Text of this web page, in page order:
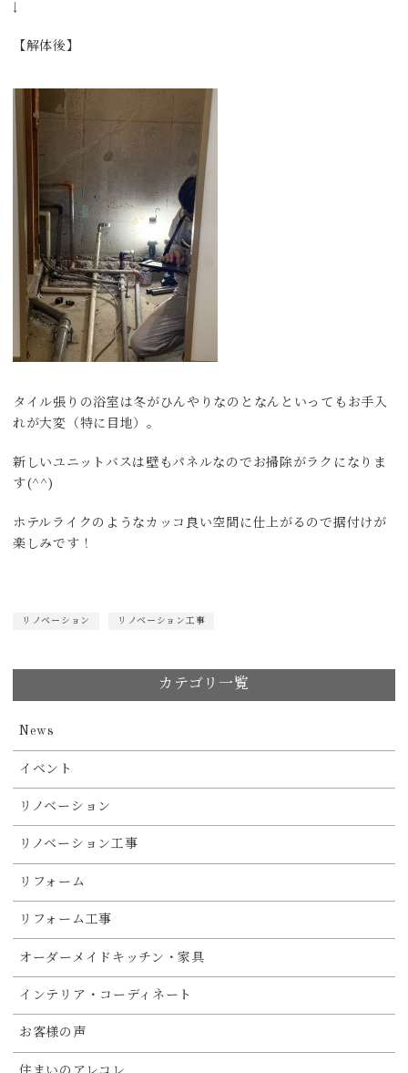
↓
【解体後】
タイル張りの浴室は冬がひんやりなのとなんといってもお手入
れが大変（特に目地）。
新しいユニットバスは壁もパネルなのでお掃除がラクになりま
す(^^)
ホテルライクのようなカッコ良い空間に仕上がるので据付けが
楽しみです！
リノベーション リノベーション工事
カテゴリ一覧
News
イベント
リノベーション
リノベーション工事
リフォーム
リフォーム工事
オーダーメイドキッチン・家具
インテリア・コーディネート
お客様の声